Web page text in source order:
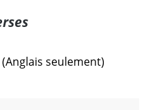
(Anglais seulement)